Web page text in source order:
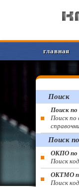
главная
Поиск
Поиск
Поиск по
Поиск
ОКПО
Поиск
ОКТМО
Поиск